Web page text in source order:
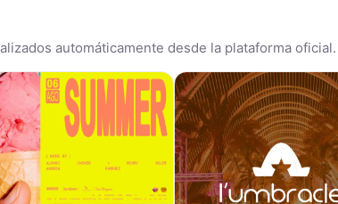
automáticamente desde la plataforma oficial.